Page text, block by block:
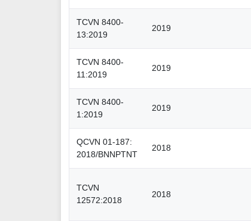
TCVN 8400-
13:2019
2019
TCVN 8400-
11:2019
2019
TCVN 8400-
1:2019
2019
QCVN 01-187:
2018/BNNPTNT
2018
TCVN
12572:2018
2018